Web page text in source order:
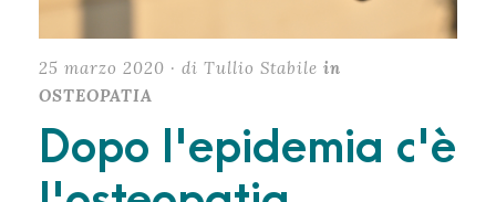
25 marzo 2020 · di Tullio Stabile in
OSTEOPATIA
Dopo l'epidemia c'è